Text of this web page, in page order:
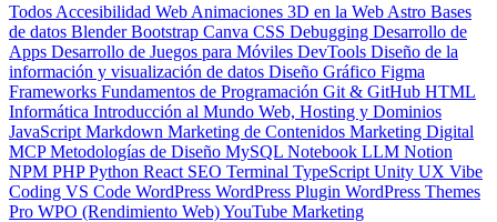
Todos Accesibilidad Web Animaciones 3D en la Web Astro Bases
de datos BlenderBootstrap Canva CSS Debugging Desarrollo de
Apps Desarrollo de Juegos para Móviles DevTools Diseño de la
información y visualización de datos Diseño Gráfico Figma
Frameworks Fundamentos de Programación Git & GitHub HTML
Informática Introducción al Mundo Web, Hosting y Dominios
JavaScript Markdown Marketing de Contenidos Marketing Digital
MCPMetodologías de Diseño MySQL Notebook LLM Notion
NPM PHPPython React SEO Terminal TypeScript Unity UX Vibe
Coding VS Code WordPress WordPress Plugin WordPress Themes
Pro WPO (Rendimiento Web)YouTube Marketing